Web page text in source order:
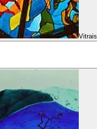
Vitrais